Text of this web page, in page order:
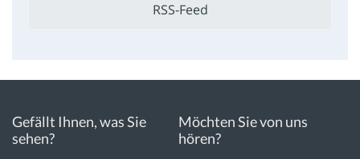
RSS-Feed
Gefällt Ihnen, was Sie
sehen?
Möchten Sie von uns
hören?